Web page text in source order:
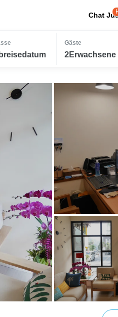
Chat
Gäste
2Erwachsene